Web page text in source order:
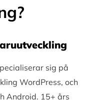
sig på
WordPress, och
Android. 15+ års